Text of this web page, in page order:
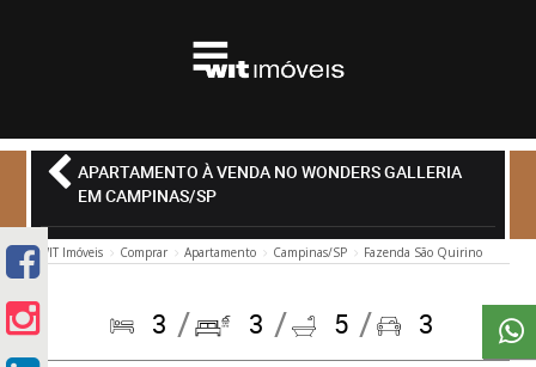
APARTAMENTO À VENDA NO WONDERS GALLERIA
EM CAMPINAS/SP
WIT Imóveis Comprar Apartamento Campinas/SP Fazenda São Quirino
3 3 5 3